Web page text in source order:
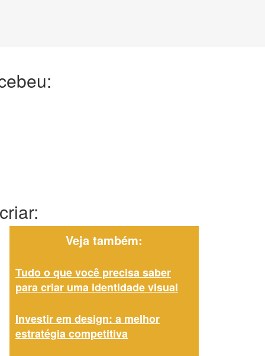
Veja também:
Tudo o que você precisa saber
para criar uma identidade visual
Investir em design: a melhor
estratégia competitiva